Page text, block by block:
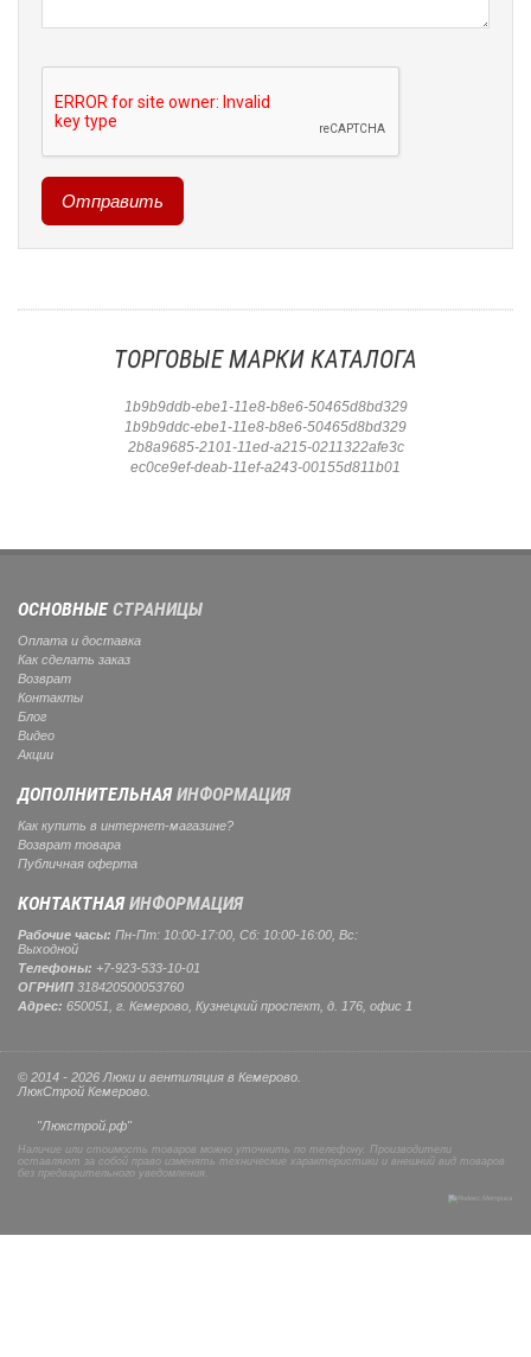
ТОРГОВЫЕ МАРКИ КАТАЛОГА
1b9b9ddb-ebe1-11e8-b8e6-50465d8bd329
1b9b9ddc-ebe1-11e8-b8e6-50465d8bd329
2b8a9685-2101-11ed-a215-0211322afe3c
ec0ce9ef-deab-11ef-a243-00155d811b01
ОСНОВНЫЕСТРАНИЦЫ
Оплата и доставка
Как сделать заказ
Возврат
Контакты
Блог
Видео
Акции
ДОПОЛНИТЕЛЬНАЯИНФОРМАЦИЯ
Как купить в интернет-магазине?
Возврат товара
Публичная оферта
КОНТАКТНАЯИНФОРМАЦИЯ
Рабочие часы: Пн-Пт: 10:00-17:00, Сб: 10:00-16:00, Вс:
Выходной
Телефоны: +7-923-533-10-01
ОГРНИП 318420500053760
Адрес: 650051, г. Кемерово, Кузнецкий проспект, д. 176, офис 1
© 2014 - 2026 Люки и вентиляция в Кемерово.
ЛюкСтрой Кемерово.
"Люкстрой.рф"
Наличие или стоимость товаров можно уточнить по телефону. Производители
оставляют за собой право изменять технические характеристики и внешний вид товаров
без предварительного уведомления.